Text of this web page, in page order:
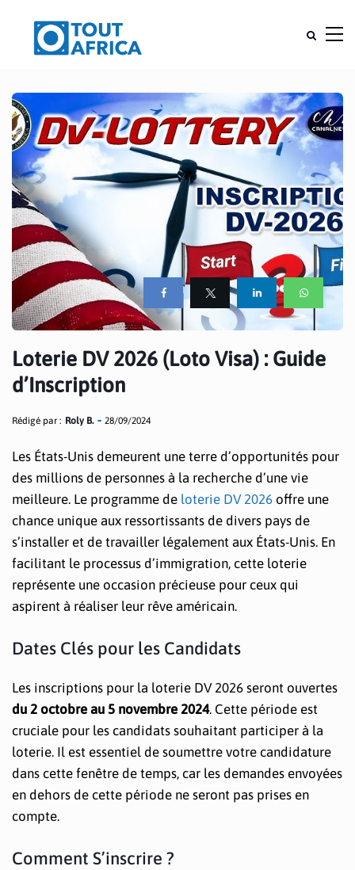
Loterie DV 2026 (Loto Visa) : Guide
d’Inscription
Rédigé par : Roly B. 28/09/2024
Les États-Unis demeurent une terre d’opportunités pour
des millions de personnes à la recherche d’une vie
meilleure. Le programme de loterie DV 2026 offre une
chance unique aux ressortissants de divers pays de
s’installer et de travailler légalement aux États-Unis. En
facilitant le processus d’immigration, cette loterie
représente une occasion précieuse pour ceux qui
aspirent à réaliser leur rêve américain.
Dates Clés pour les Candidats
Les inscriptions pour la loterie DV 2026 seront ouvertes
du 2 octobre au 5 novembre 2024. Cette période est
cruciale pour les candidats souhaitant participer à la
loterie. Il est essentiel de soumettre votre candidature
dans cette fenêtre de temps, car les demandes envoyées
en dehors de cette période ne seront pas prises en
compte.
Comment S’inscrire ?